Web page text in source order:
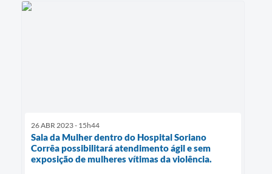
26 ABR 2023 - 15h44
Sala da Mulher dentro do Hospital Soriano
Corrêa possibilitará atendimento ágil e sem
exposição de mulheres vítimas da violência.